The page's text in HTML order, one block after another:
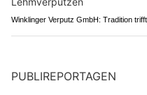
Winklinger Verputz GmbH: Tradition
PUBLIREPORTAGEN